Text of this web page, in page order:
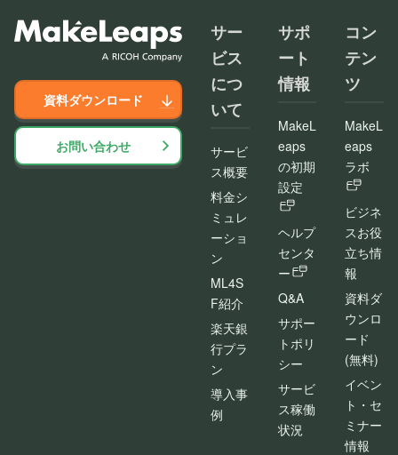
資料ダウンロード
お問い合わせ
サー
ビス
につ
いて
サービ
ス概要
料金シ
ミュレ
ーショ
ン
ML4S
F紹介
楽天銀
行プラ
ン
導入事
例
サポ
ート
情報
MakeL
eaps
の初期
設定
ヘルプ
センタ
ー
Q&A
サポー
トポリ
シー
サービ
ス稼働
状況
コン
テン
ツ
MakeL
eaps
ラボ
ビジネ
スお役
立ち情
報
資料ダ
ウンロ
ード
(無料)
イベン
ト・セ
ミナー
情報